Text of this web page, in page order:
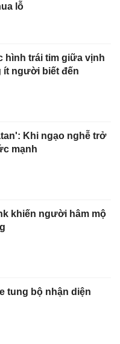
lỗ
hình trái tim giữa vịnh
ít người biết đến
Khi ngạo nghễ trở
mạnh
khiến người hâm mộ
tung bộ nhận diện